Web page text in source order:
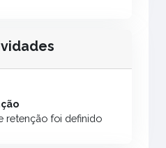
retenção foi definido